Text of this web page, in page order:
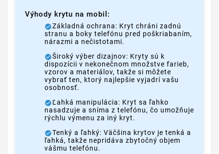
Výhody krytu na mobil:
Základná ochrana: Kryt chráni zadnú
stranu a boky telefónu pred poškriabaním,
nárazmi a nečistotami.
Široký výber dizajnov: Kryty sú k
dispozícii v nekonečnom množstve farieb,
vzorov a materiálov, takže si môžete
vybrať ten, ktorý najlepšie vyjadrí vašu
osobnosť.
Ľahká manipulácia: Kryt sa ľahko
nasadzuje a sníma z telefónu, čo umožňuje
rýchlu výmenu za iný kryt.
Tenký a ľahký: Väčšina krytov je tenká a
ľahká, takže nepridáva zbytočný objem
vášmu telefónu.